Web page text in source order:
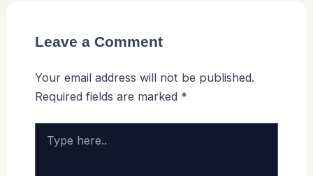
Leave a Comment
Your email address will not be published.
Required fields are marked *
here..